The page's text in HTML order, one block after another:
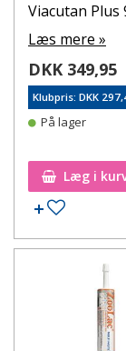
Viacutan Plus
Læs mere »
DKK 349,95
Klubpris: DKK
På lager
Læg i
Tilføj til